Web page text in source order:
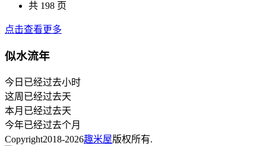
共 198 页
点击查看更多
似水流年
今日已经过去小时
这周已经过去天
本月已经过去天
今年已经过去个月
Copyright2018-2026趣米屋版权所有.